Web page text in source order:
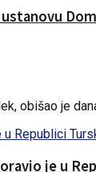
obišao je
je u